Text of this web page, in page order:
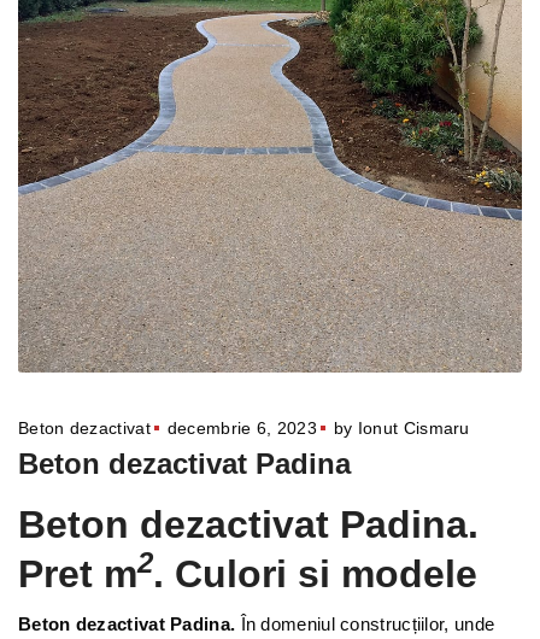
Beton dezactivat decembrie 6, 2023 by Ionut Cismaru
Beton dezactivat Padina
Beton dezactivat Padina.
Pret m2. Culori si modele
Beton dezactivat Padina. În domeniul construcțiilor, unde